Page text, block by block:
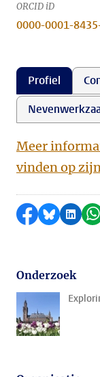
ORCID iD
0000-0001-
Profiel
Meer
vinden op
Delen op
Delen via
Onderzoek